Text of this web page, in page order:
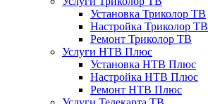
Установка Триколор ТВ
Настройка Триколор ТВ
Ремонт Триколор ТВ
Услуги НТВ Плюс
Установка НТВ Плюс
Настройка НТВ Плюс
Ремонт НТВ Плюс